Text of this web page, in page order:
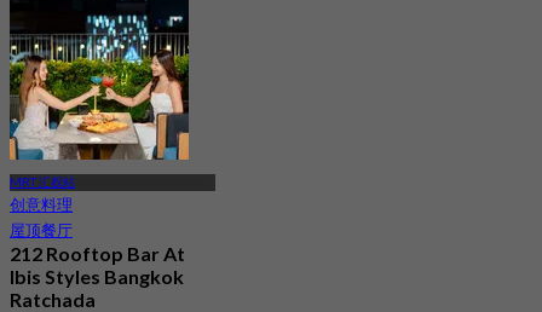
MRT 汇权站
创意料理
屋顶餐厅
212 Rooftop Bar At
Ibis Styles Bangkok
Ratchada